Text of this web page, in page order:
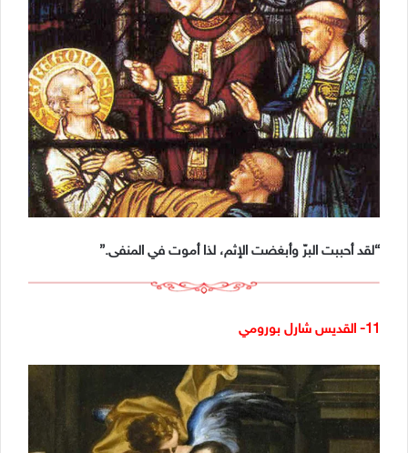
“لقد أحببت البرّ وأبغضت الإثم، لذا أموت في المنفى.”
11- القديس شارل بورومي